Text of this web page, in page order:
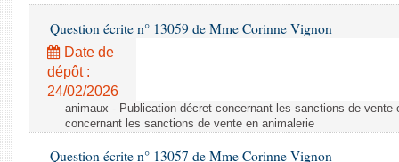
Question écrite n° 13059 de Mme Corinne Vignon
Date de
dépôt :
24/02/2026
animaux - Publication décret concernant les sanctions de vente
concernant les sanctions de vente en animalerie
Question écrite n° 13057 de Mme Corinne Vignon